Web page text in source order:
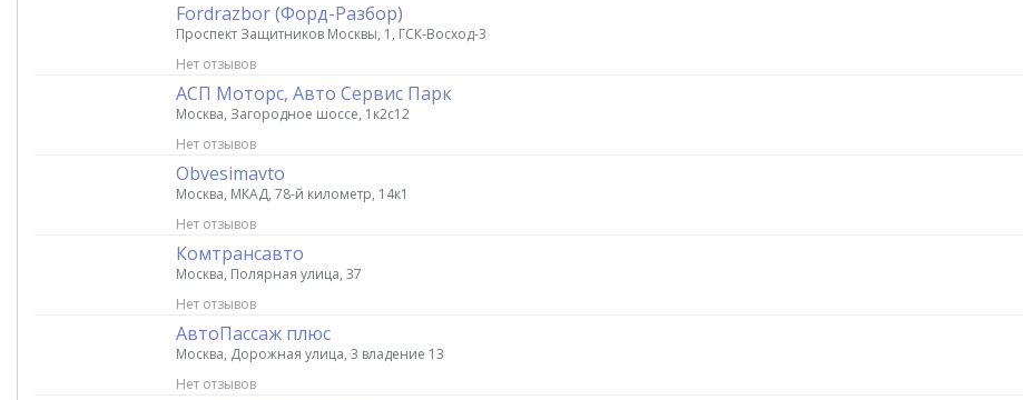
Fordrazbor (Форд-Разбор)
Проспект Защитников Москвы, 1, ГСК-Восход-3
Нет отзывов
АСП Моторс, Авто Сервис Парк
Москва, Загородное шоссе, 1к2с12
Нет отзывов
Obvesimavto
Москва, МКАД, 78-й километр, 14к1
Нет отзывов
Комтрансавто
Москва, Полярная улица, 37
Нет отзывов
АвтоПассаж плюс
Москва, Дорожная улица, 3 владение 13
Нет отзывов